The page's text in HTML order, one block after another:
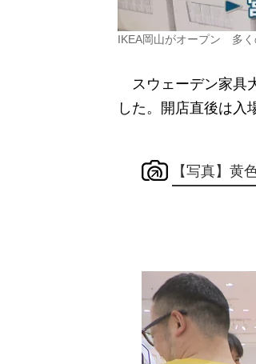
IKEA岡山がオープン 多
スウェーデン家具
した。開店直後は入
【写真】黄